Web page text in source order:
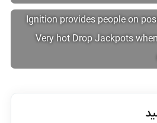
Ignition provides people on
Very hot Drop Jackpots